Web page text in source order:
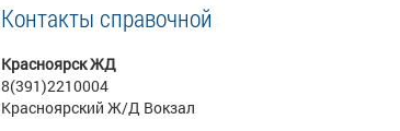
Контакты справочной
Красноярск ЖД
8(391)2210004
Красноярский Ж/Д Вокзал